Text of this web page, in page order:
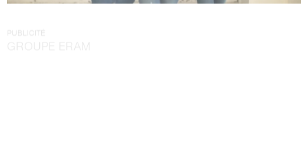
PUBLICITÉ
GROUPE ERAM